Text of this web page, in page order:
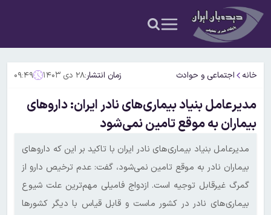
خانه اجتماعی و حوادث زمان انتشار:۲۸ دی ۱۴۰۳ ۰۹:۴۹
مدیرعامل بنیاد بیماری‌های نادر ایران: داروهای
بیماران به موقع تامین نمی‌شود
مدیرعامل بنیاد بیماری‌های نادر ایران با تاکید بر این که داروهای
بیماران نادر به موقع تامین نمی‌شود، گفت: عدم ترخیص دارو از
گمرگ غیرقابل توجیه است. ازدواج فامیلی مهم‌ترین علت شیوع
بیماری‌های نادر در کشور ماست و قابل قیاس با دیگر کشورها